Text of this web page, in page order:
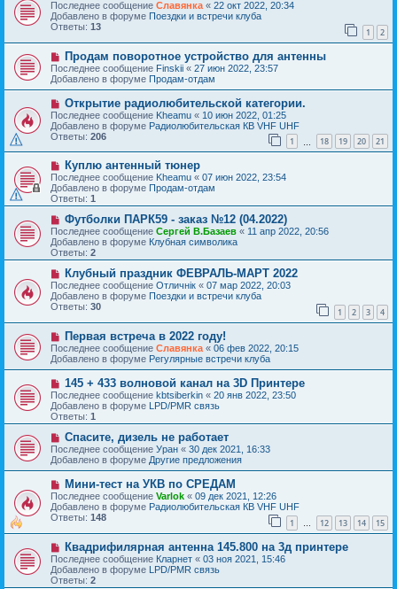
е
о
б
щ
н
е
в
о
е
с
о
о
б
е
н
и
е
Последнее сообщение Славянка « 22 окт 2022, 20:34
Добавлено в форуме Поездки и встречи клуба
Ответы: 13 1 2
Н
о
в
о
с
о
о
б
щ
е
н
и
е
Продам поворотное устройство для антенны
Последнее сообщение Finskii « 27 июн 2022, 23:57
Добавлено в форуме Продам-отдам
Н
о
в
о
е
с
о
б
щ
е
н
и
е
Открытие радиолюбительской категории.
Последнее сообщение Kheamu « 10 июн 2022, 01:25
Добавлено в форуме Радиолюбительская КВ VHF UHF
Ответы: 206 1 18 19 20 21
Н
о
в
о
е
с
о
б
щ
е
н
и
е
Куплю антенный тюнер
Последнее сообщение Kheamu « 07 июн 2022, 23:54
Добавлено в форуме Продам-отдам
Ответы: 1
Н
о
в
о
е
с
о
б
щ
е
н
и
е
Футболки ПАРК59 - заказ №12 (04.2022)
Последнее сообщение Сергей В.Базаев « 11 апр 2022, 20:56
Добавлено в форуме Клубная символика
Ответы: 2
Н
о
в
о
с
о
б
е
н
и
е
Клубный праздник ФЕВРАЛЬ-МАРТ 2022
Последнее сообщение Отличнiк « 07 мар 2022, 20:03
Добавлено в форуме Поездки и встречи клуба
Ответы: 30 1 2 3 4
Н
о
в
о
с
о
о
б
е
н
и
е
Первая встреча в 2022 году!
Последнее сообщение Славянка « 06 фев 2022, 20:15
Добавлено в форуме Регулярные встречи клуба
Н
о
в
о
е
с
о
б
е
н
и
е
145 + 433 волновой канал на 3D Принтере
Последнее сообщение kbtsiberkin « 20 янв 2022, 23:50
Добавлено в форуме LPD/PMR связь
Ответы: 1
Н
о
в
о
е
с
о
о
б
е
н
и
е
Спасите, дизель не работает
Последнее сообщение Уран « 30 дек 2021, 16:33
Добавлено в форуме Другие предложения
Н
о
в
о
е
с
о
о
б
щ
Мини-тест на УКВ по СРЕДАМ
Последнее сообщение Varlok « 09 дек 2021, 12:26
Добавлено в форуме Радиолюбительская КВ VHF UHF
Ответы: 148 1 … 12 13 14 15
Н
о
в
о
Квадрифилярная антенна 145.800 на 3д принтере
Последнее сообщение Кларнет « 03 ноя 2021, 15:46
Добавлено в форуме LPD/PMR связь
Ответы: 2